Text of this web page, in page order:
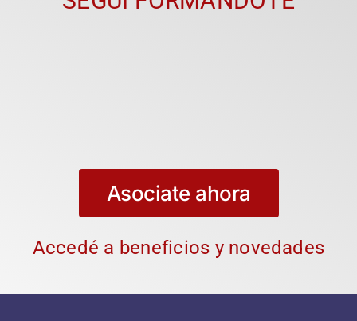
SEGUÍ FORMÁNDOTE
Asociate ahora
Accedé a beneficios y novedades